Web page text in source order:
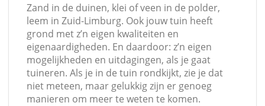
Zand in de duinen, klei of veen in de polder,
leem in Zuid-Limburg. Ook jouw tuin heeft
grond met z’n eigen kwaliteiten en
eigenaardigheden. En daardoor: z’n eigen
mogelijkheden en uitdagingen, als je gaat
tuineren. Als je in de tuin rondkijkt, zie je dat
niet meteen, maar gelukkig zijn er genoeg
manieren om meer te weten te komen.